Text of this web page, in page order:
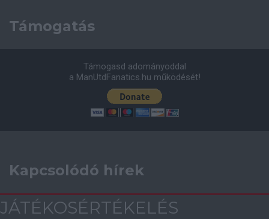
Támogatás
Támogasd adományoddal
a ManUtdFanatics.hu működését!
Kapcsolódó hírek
JÁTÉKOSÉRTÉKELÉS